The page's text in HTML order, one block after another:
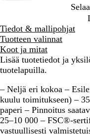
Tiedot & mallipohjat
Tuotteen valinnat
Koot ja mitat
Lisää tuotetiedot ja
tuotelapuilla.
– Neljä eri kokoa –
kuulu toimitukseen) –
paperi – Pinnoitus
25–10 000 – FSC®-
vastuullisesti